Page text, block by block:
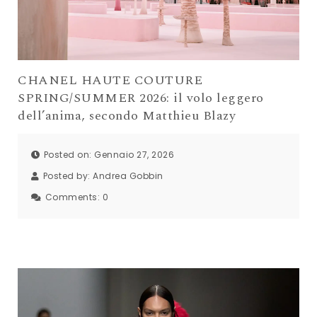
CHANEL HAUTE COUTURE
SPRING/SUMMER 2026: il volo leggero
dell’anima, secondo Matthieu Blazy
Posted on: Gennaio 27, 2026
Posted by: Andrea Gobbin
Comments: 0